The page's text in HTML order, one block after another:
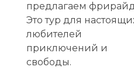
предлагаем
Это тур для
любителей
приключений и
свободы.